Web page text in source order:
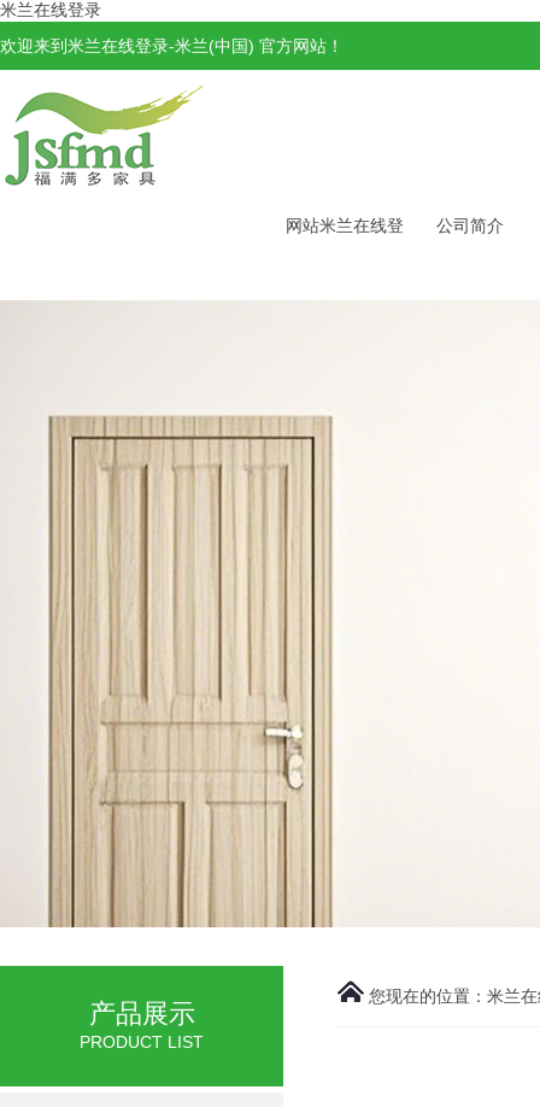
米兰在线登录
欢迎来到米兰在线登录-米兰(中国) 官方网站！
网站米兰在线登 公司简介
产品展示
PRODUCT LIST
您现在的位置： 米兰